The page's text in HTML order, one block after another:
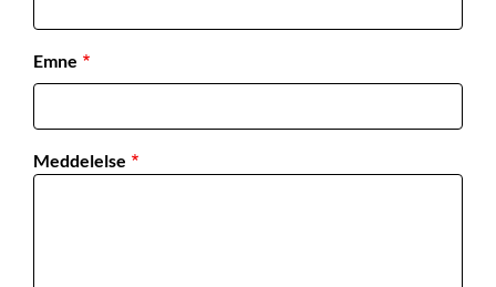
Emne
Meddelelse